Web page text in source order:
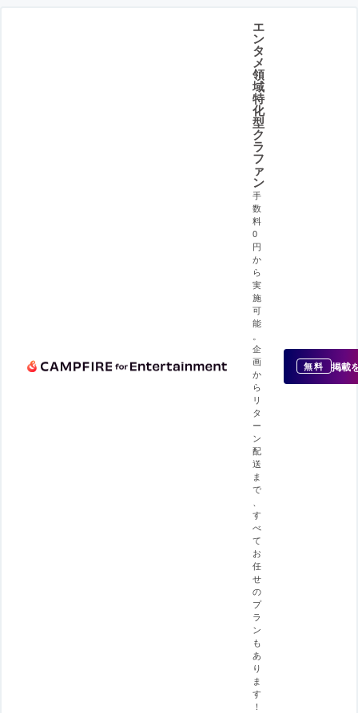
エ
ン
タ
メ
領
域
特
化
型
ク
ラ
フ
ァ
ン
手
数
料
0
円
か
ら
実
施
可
能
企
画
か
ら
リ
タ
ー
ン
配
送
ま
で
す
べ
て
お
任
せ
の
プ
ラ
ン
も
あ
り
ま
す
！
無料 掲載